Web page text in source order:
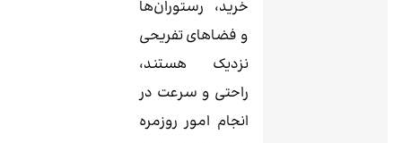
خرید، رستوران‌ها
و فضاهای تفریحی
نزدیک هستند،
راحتی و سرعت در
انجام امور روزمره